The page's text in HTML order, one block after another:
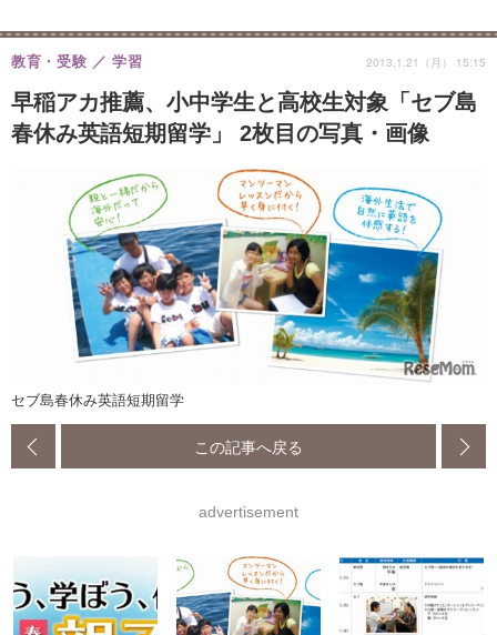
早稲アカ推薦、小中学生と高校生対象「セブ島
春休み英語短期留学」 2枚目の写真・画像
教育・受験 学習 2013.1.21（月） 15:15
セブ島春休み英語短期留学
この記事へ戻る
advertisement